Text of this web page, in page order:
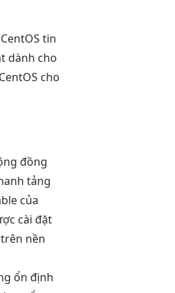
tin
dành cho
cho
đồng
tảng
của
cài đặt
nền
ổn định